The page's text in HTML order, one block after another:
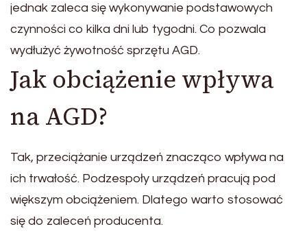
jednak zaleca się wykonywanie podstawowych
czynności co kilka dni lub tygodni. Co pozwala
wydłużyć żywotność sprzętu AGD.
Jak obciążenie wpływa
na AGD?
Tak, przeciążanie urządzeń znacząco wpływa na
ich trwałość. Podzespoły urządzeń pracują pod
większym obciążeniem. Dlatego warto stosować
się do zaleceń producenta.